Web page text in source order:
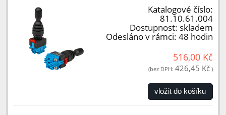
Katalogové číslo:
81.10.61.004
Dostupnost: skladem
Odesláno v rámci: 48 hodin
516,00 Kč
(bez DPH: 426,45 Kč )
vložit do košíku